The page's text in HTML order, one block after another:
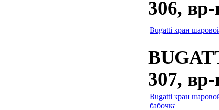
306,
Bugatti кран
307,
Bugatti кран
бабочка